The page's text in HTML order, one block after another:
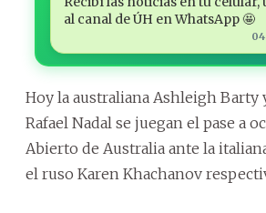
al canal de ÚH en WhatsApp 🤩
Hoy la australiana Ashleigh Barty
Rafael Nadal se juegan el pase a
Abierto de Australia ante la
el ruso Karen Khachanov